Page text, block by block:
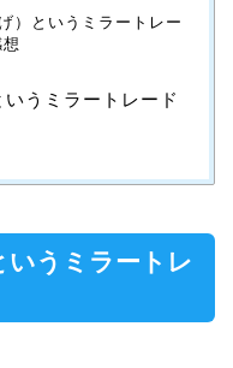
）というミラートレー
うミラートレード
いうミラートレ